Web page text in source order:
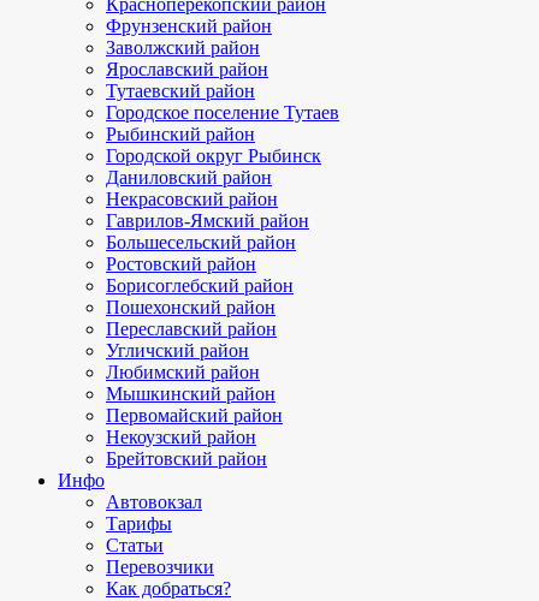
Красноперекопский район
Фрунзенский район
Заволжский район
Ярославский район
Тутаевский район
Городское поселение Тутаев
Рыбинский район
Городской округ Рыбинск
Даниловский район
Некрасовский район
Гаврилов-Ямский район
Большесельский район
Ростовский район
Борисоглебский район
Пошехонский район
Переславский район
Угличский район
Любимский район
Мышкинский район
Первомайский район
Некоузский район
Брейтовский район
Инфо
Автовокзал
Тарифы
Статьи
Перевозчики
Как добраться?